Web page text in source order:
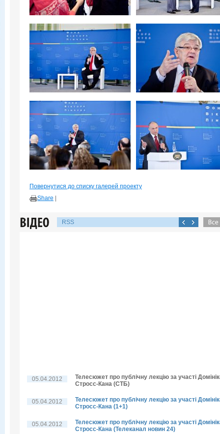
Повернутися до списку галерей проекту
Share
RSS
05.04.2012
Телесюжет про публічну лекцію за участі
Стросс-Кана (СТБ)
05.04.2012
Телесюжет про публічну лекцію за участі
Стросс-Кана (1+1)
05.04.2012
Телесюжет про публічну лекцію за участі
Стросс-Кана (Телеканал новин 24)